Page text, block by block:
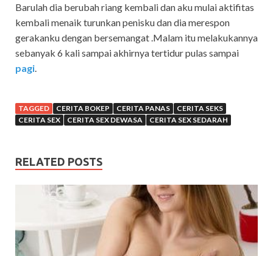
Barulah dia berubah riang kembali dan aku mulai aktifitas
kembali menaik turunkan penisku dan dia merespon
gerakanku dengan bersemangat .Malam itu melakukannya
sebanyak 6 kali sampai akhirnya tertidur pulas sampai
pagi.
TAGGED CERITA BOKEP CERITA PANAS
CERITA SEKS
CERITA SEX
CERITA SEX DEWASA CERITA SEX SEDARAH
RELATED POSTS